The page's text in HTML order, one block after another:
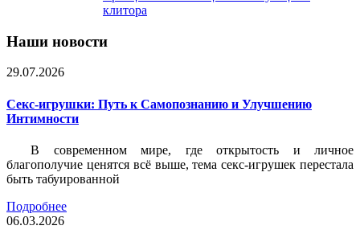
клитора
Наши новости
29.07.2026
Секс-игрушки: Путь к Самопознанию и Улучшению
Интимности
В современном мире, где открытость и личное
благополучие ценятся всё выше, тема секс-игрушек перестала
быть табуированной
Подробнее
06.03.2026